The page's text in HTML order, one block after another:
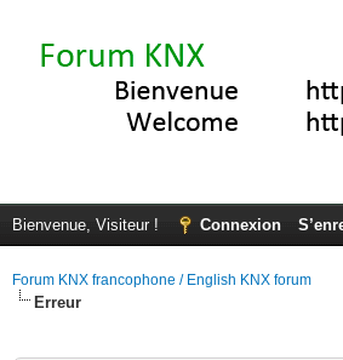
Bienvenue, Visiteur ! Connexion
Forum KNX francophone / English KNX forum
Erreur